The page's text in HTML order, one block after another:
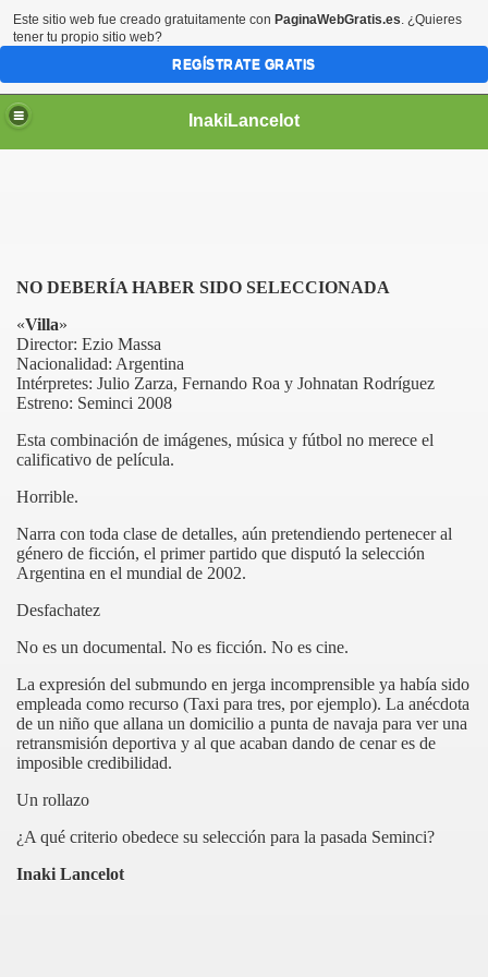
InakiLancelot
NO DEBERÍA HABER SIDO SELECCIONADA
«Villa»
Director: Ezio Massa
Nacionalidad: Argentina
Intérpretes: Julio Zarza, Fernando Roa y Johnatan Rodríguez
Estreno: Seminci 2008
Esta combinación de imágenes, música y fútbol no merece el
calificativo de película.
Horrible.
Narra con toda clase de detalles, aún pretendiendo pertenecer al
género de ficción, el primer partido que disputó la selección
Argentina en el mundial de 2002.
Desfachatez
No es un documental. No es ficción. No es cine.
La expresión del submundo en jerga incomprensible ya había sido
empleada como recurso (Taxi para tres, por ejemplo). La anécdota
de un niño que allana un domicilio a punta de navaja para ver una
retransmisión deportiva y al que acaban dando de cenar es de
imposible credibilidad.
Un rollazo
¿A qué criterio obedece su selección para la pasada Seminci?
Inaki Lancelot
Este sitio web fue creado gratuitamente con PaginaWebGratis.es. ¿Quieres
tener tu propio sitio web?
REGÍSTRATE GRATIS